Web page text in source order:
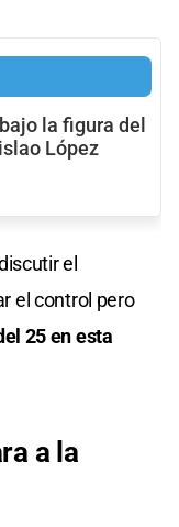
la figura del
López
el
el control pero
25 en esta
a la